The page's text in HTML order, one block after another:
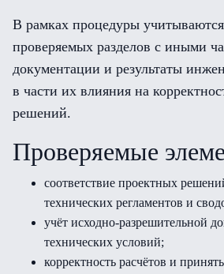
В рамках процедуры учитываются
проверяемых разделов с иными
документации и результаты
в части их влияния на
решений.
Проверяемые
соответствие проектных
технических регламентов и
учёт исходно-разрешительной
технических условий;
корректность расчётов и